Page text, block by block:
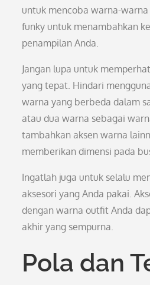
untuk mencoba warna-
funky untuk menambahkan
penampilan Anda.
Jangan lupa untuk
yang tepat. Hindari
warna yang berbeda dalam
atau dua warna sebagai
tambahkan aksen warna
memberikan dimensi pada
Ingatlah juga untuk selalu
aksesori yang Anda pakai.
dengan warna outfit Anda
akhir yang sempurna.
Pola dan